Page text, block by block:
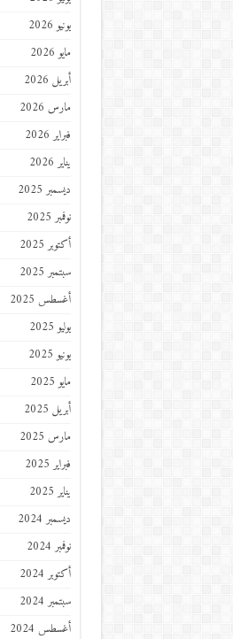
يونيو 2026
مايو 2026
أبريل 2026
مارس 2026
فبراير 2026
يناير 2026
ديسمبر 2025
نوفمبر 2025
أكتوبر 2025
سبتمبر 2025
أغسطس 2025
يوليو 2025
يونيو 2025
مايو 2025
أبريل 2025
مارس 2025
فبراير 2025
يناير 2025
ديسمبر 2024
نوفمبر 2024
أكتوبر 2024
سبتمبر 2024
أغسطس 2024